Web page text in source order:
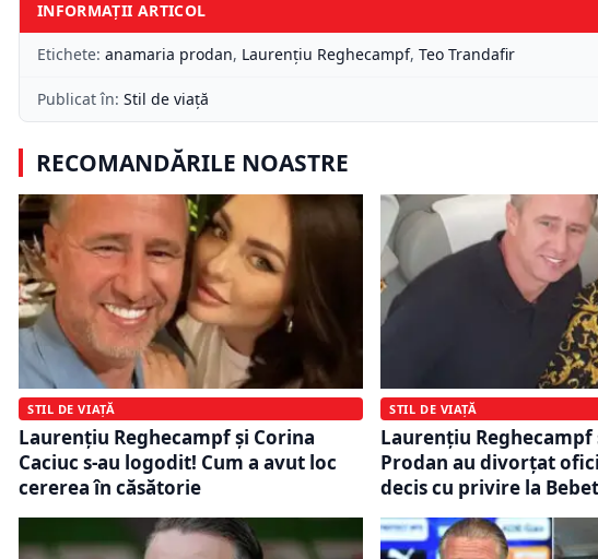
INFORMAȚII ARTICOL
Etichete: anamaria prodan, Laurențiu Reghecampf, Teo Trandafir
Publicat în: Stil de viață
RECOMANDĂRILE NOASTRE
STIL DE VIAȚĂ
Laurențiu Reghecampf și Corina
Caciuc s-au logodit! Cum a avut loc
cererea în căsătorie
STIL DE VIAȚĂ
Laurențiu Reghecampf
Prodan au divorțat
decis cu privire la